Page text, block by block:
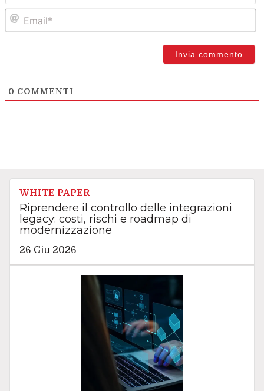
0 COMMENTI
WHITE PAPER
Riprendere il controllo delle integrazioni
legacy: costi, rischi e roadmap di
modernizzazione
26 Giu 2026